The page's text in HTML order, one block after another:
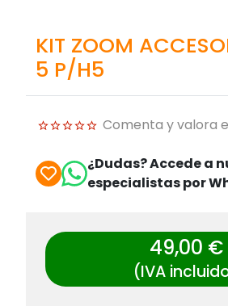
KIT ZOOM
5 P/H5
Comenta y valora
¿Dudas? Accede a
especialistas por
49,00 €
(IVA